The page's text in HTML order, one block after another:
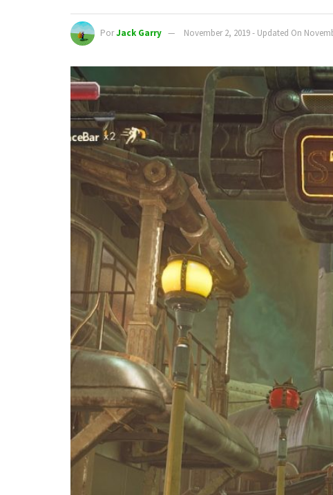
PorJack Garry November 2, 2019 - Updated On